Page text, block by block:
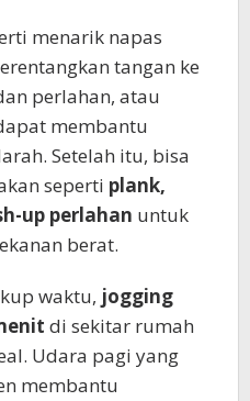
menarik napas
tangan ke
perlahan, atau
membantu
Setelah itu, bisa
seperti plank,
up perlahan untuk
berat.
waktu, jogging
di sekitar rumah
Udara pagi yang
membantu